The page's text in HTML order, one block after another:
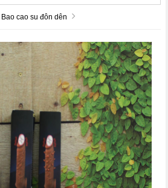
Bao cao su đôn dên